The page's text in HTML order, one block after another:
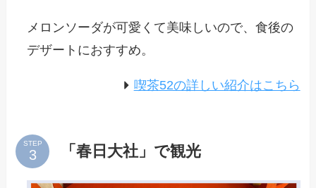
メロンソーダが可愛くて美味しいので、食後の
デザートにおすすめ。
喫茶52の詳しい紹介はこちら
STEP 「春日大社」で観光